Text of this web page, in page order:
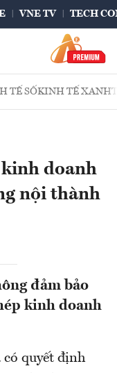
VNE TV TECH
TẾ SỐKINH TẾ XANH
doanh
nội thành
đảm bảo
kinh doanh
quyết định